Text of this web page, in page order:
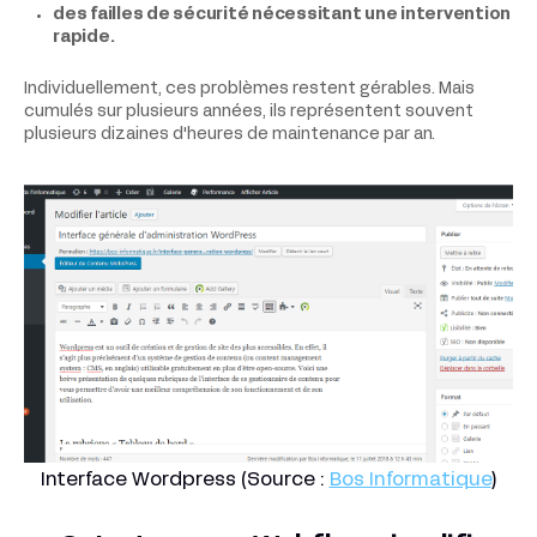
des failles de sécurité nécessitant une intervention
rapide.
Individuellement, ces problèmes restent gérables. Mais
cumulés sur plusieurs années, ils représentent souvent
plusieurs dizaines d'heures de maintenance par an.
Interface Wordpress (Source : Bos Informatique)